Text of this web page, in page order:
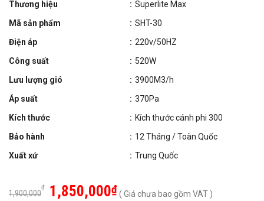
Thương hiệu : Superlite Max
Mã sản phẩm
: SHT-30
Điện áp
: 220v/50HZ
Công suất
: 520W
Lưu lượng gió
: 3900M3/h
Áp suất
: 370Pa
Kích thước
: Kích thước cánh phi 300
Bảo hành
: 12 Tháng / Toàn Quốc
Xuất xứ
: Trung Quốc
1,900,000
₫ 1,850,000₫( Giá chưa bao gồm VAT )